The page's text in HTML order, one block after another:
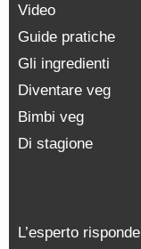
Video
Guide pratiche
Gli ingredienti
Diventare veg
Bimbi veg
Di stagione
L’esperto risponde